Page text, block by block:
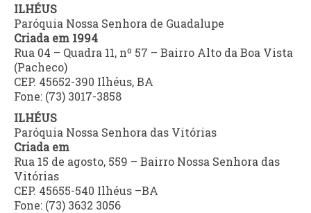
ILHÉUS
Paróquia Nossa Senhora de Guadalupe
Criada em 1994
Rua 04 – Quadra 11, nº 57 – Bairro Alto da Boa Vista
(Pacheco)
CEP. 45652-390 Ilhéus, BA
Fone: (73) 3017-3858
ILHÉUS
Paróquia Nossa Senhora das Vitórias
Criada em
Rua 15 de agosto, 559 – Bairro Nossa Senhora das
Vitórias
CEP. 45655-540 Ilhéus –BA
Fone: (73) 3632 3056